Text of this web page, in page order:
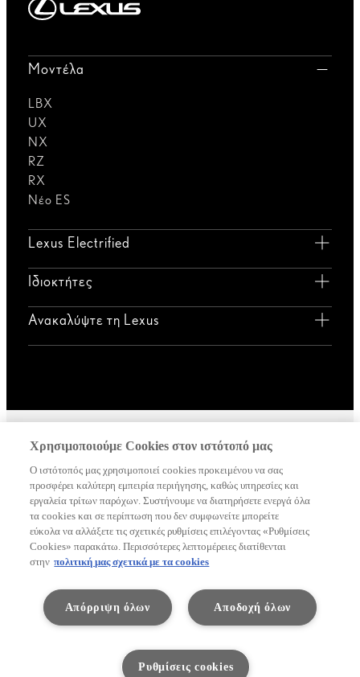
Μοντέλα
LBX
UX
NX
RZ
RX
Νέο ES
Lexus Electrified
Ιδιοκτήτες
Ανακαλύψτε τη Lexus
Γενική πολιτική απορρήτουΌροι χρήσης
Δήλωση απορρήτου
Ειδοποίηση για τον Νόμο Διαμοιρασμού Δεδομένων
Δήλωση Συμμόρφωσης Προσβασιμότητας
Ολα τα δικαιώματα διατηρούνται. © Lexus 2026 -
ΤΟΥΟΤΑ ΕΛΛΑΣ, Ανώνυμος Βιομηχανική και
ΕΔΡΑ: Άνδρου 8, Γλυκά Νερά, 15354 ΑΡ. Γ.Ε.ΜΗ.
000385201000
Χρησιμοποιούμε Cookies στον ιστότοπό μας
Ο ιστότοπός μας χρησιμοποιεί cookies προκειμένου να σας
προσφέρει καλύτερη εμπειρία περιήγησης, καθώς υπηρεσίες και
εργαλεία τρίτων παρόχων. Συστήνουμε να διατηρήσετε ενεργά όλα
τα cookies και σε περίπτωση που δεν συμφωνείτε μπορείτε
εύκολα να αλλάξετε τις σχετικές ρυθμίσεις επιλέγοντας «Ρυθμίσεις
Cookies» παρακάτω. Περισσότερες λεπτομέρειες διατίθενται
στην πολιτική μας σχετικά με τα cookies
Αποδοχή όλων
Απόρριψη όλων
Ρυθμίσεις cookies